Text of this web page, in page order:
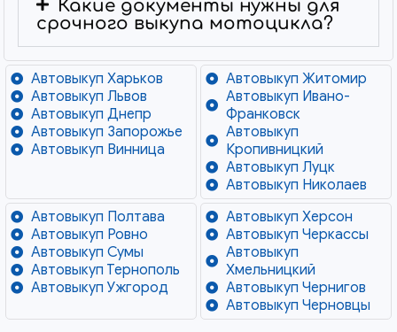
Какие документы нужны для
срочного выкупа мотоцикла?
Автовыкуп Харьков
Автовыкуп Львов
Автовыкуп Днепр
Автовыкуп Запорожье
Автовыкуп Винница
Автовыкуп Житомир
Автовыкуп Ивано-
Франковск
Автовыкуп
Кропивницкий
Автовыкуп Луцк
Автовыкуп Николаев
Автовыкуп Полтава
Автовыкуп Ровно
Автовыкуп Сумы
Автовыкуп Тернополь
Автовыкуп Ужгород
Автовыкуп Херсон
Автовыкуп Черкассы
Автовыкуп
Хмельницкий
Автовыкуп Чернигов
Автовыкуп Черновцы